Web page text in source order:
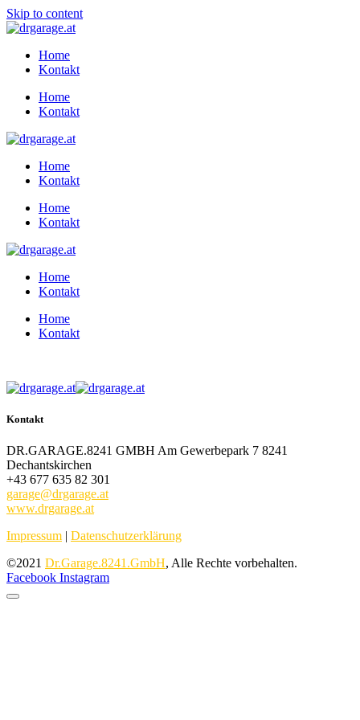
Skip to content
Home
Kontakt
Home
Kontakt
Home
Kontakt
Home
Kontakt
Home
Kontakt
Home
Kontakt
Kontakt
DR.GARAGE.8241 GMBH Am Gewerbepark 7 8241
Dechantskirchen
+43 677 635 82 301
garage@drgarage.at
www.drgarage.at
Impressum | Datenschutzerklärung
©2021 Dr.Garage.8241.GmbH, Alle Rechte vorbehalten.
Facebook Instagram